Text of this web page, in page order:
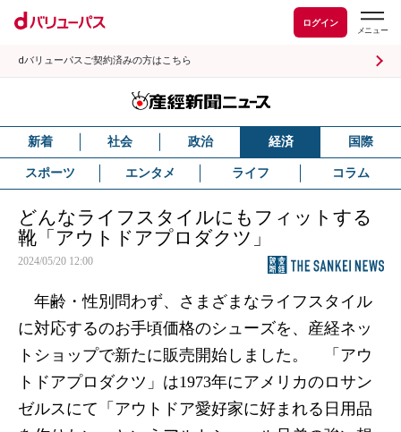
ログイン
dバリューパスご契約済みの方はこちら
新着 社会 政治 経済 国際
スポーツ エンタメ ライフ コラム
どんなライフスタイルにもフィットする
靴「アウトドアプロダクツ」
2024/05/20 12:00
年齢・性別問わず、さまざまなライフスタイル
に対応するのお手頃価格のシューズを、産経ネッ
トショップで新たに販売開始しました。 「アウ
トドアプロダクツ」は1973年にアメリカのロサン
ゼルスにて「アウトドア愛好家に好まれる日用品